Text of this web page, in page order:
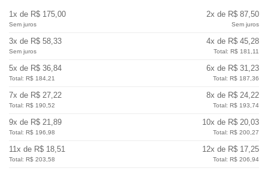
1x de R$ 175,00
Sem juros
2x de R$ 87,50
Sem juros
3x de R$ 58,33
Sem juros
4x de R$ 45,28
Total: R$ 181,11
5x de R$ 36,84
Total: R$ 184,21
6x de R$ 31,23
Total: R$ 187,36
7x de R$ 27,22
Total: R$ 190,52
8x de R$ 24,22
Total: R$ 193,74
9x de R$ 21,89
Total: R$ 196,98
10x de R$ 20,03
Total: R$ 200,27
11x de R$ 18,51
Total: R$ 203,58
12x de R$ 17,25
Total: R$ 206,94